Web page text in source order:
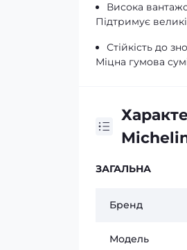
Висока
Підтримує
Стійкість до
Міцна гумова
ЗАГАЛЬНА
Бренд
Модель